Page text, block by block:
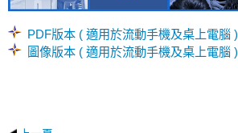
PDF版本 ( 適用於流動手機及桌上電腦 )
圖像版本 ( 適用於流動手機及桌上電腦 )